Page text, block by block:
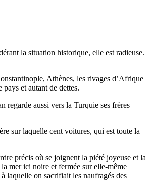
la situation historique, elle est radieuse.
Athènes, les rivages d’Afrique
et autant de dettes.
regarde aussi vers la Turquie ses frères
sur laquelle cent voitures, qui est toute la
précis où se joignent la piété joyeuse et la
mer ici noire et fermée sur elle-même
laquelle on sacrifiait les naufragés des